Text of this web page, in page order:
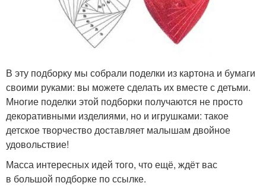
В эту подборку мы собрали поделки из картона и бумаги
своими руками: вы можете сделать их вместе с детьми.
Многие поделки этой подборки получаются не просто
декоративными изделиями, но и игрушками: такое
детское творчество доставляет малышам двойное
удовольствие!
Масса интересных идей того, что ещё, ждёт вас
в большой подборке по ссылке.